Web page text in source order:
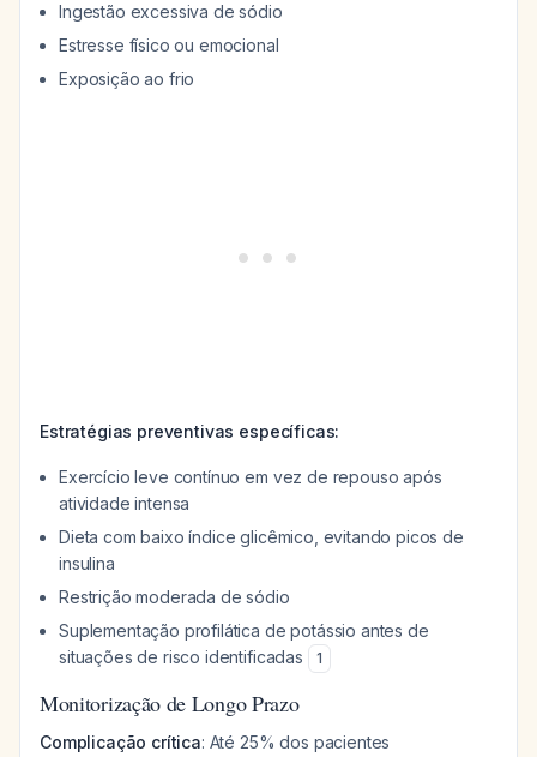
Ingestão excessiva de sódio
Estresse físico ou emocional
Exposição ao frio
Estratégias preventivas específicas:
Exercício leve contínuo em vez de repouso após
atividade intensa
Dieta com baixo índice glicêmico, evitando picos de
insulina
Restrição moderada de sódio
Suplementação profilática de potássio antes de
situações de risco identificadas
1
Monitorização de Longo Prazo
Complicação crítica: Até 25% dos pacientes